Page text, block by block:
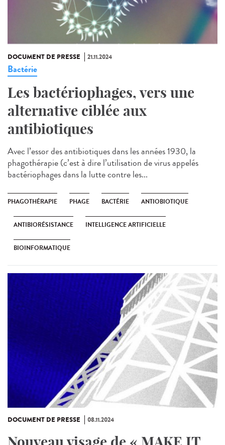
DOCUMENT DE PRESSE 21.11.2024
Bactérie
Les bactériophages, vers une
alternative ciblée aux
antibiotiques
Avec l’essor des antibiotiques dans les années 1930, la
phagothérapie (c’est à dire l’utilisation de virus appelés
bactériophages dans la lutte contre les...
PHAGOTHÉRAPIE PHAGE BACTÉRIE ANTIOBIOTIQUE
ANTIBIORÉSISTANCE INTELLIGENCE ARTIFICIELLE
BIOINFORMATIQUE
DOCUMENT DE PRESSE 08.11.2024